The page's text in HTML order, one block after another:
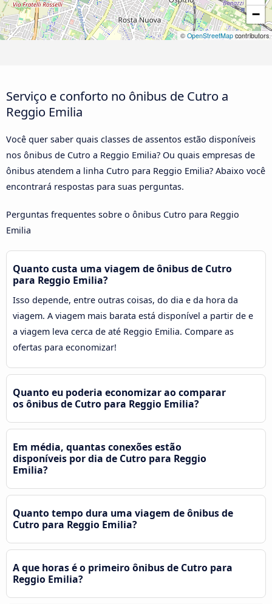
−
© OpenStreetMap contributors
Serviço e conforto no ônibus de Cutro a
Reggio Emilia
Você quer saber quais classes de assentos estão disponíveis
nos ônibus de Cutro a Reggio Emilia? Ou quais empresas de
ônibus atendem a linha Cutro para Reggio Emilia? Abaixo você
encontrará respostas para suas perguntas.
Perguntas frequentes sobre o ônibus Cutro para Reggio
Emilia
Quanto custa uma viagem de ônibus de Cutro
para Reggio Emilia?
Isso depende, entre outras coisas, do dia e da hora da
viagem. A viagem mais barata está disponível a partir de e
a viagem leva cerca de até Reggio Emilia. Compare as
ofertas para economizar!
Quanto eu poderia economizar ao comparar
os ônibus de Cutro para Reggio Emilia?
Em média, quantas conexões estão
disponíveis por dia de Cutro para Reggio
Emilia?
Quanto tempo dura uma viagem de ônibus de
Cutro para Reggio Emilia?
A que horas é o primeiro ônibus de Cutro para
Reggio Emilia?